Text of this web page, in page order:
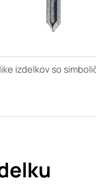
izdelkov so
Te piškotke
izdelavo profila